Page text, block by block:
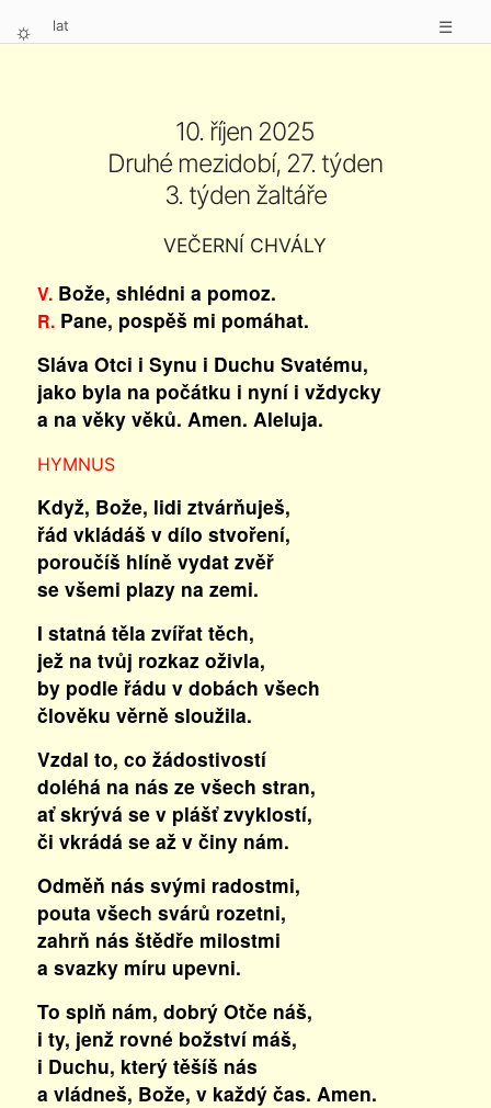
⛭ lat ☰
10. říjen 2025
Druhé mezidobí, 27. týden
3. týden žaltáře
VEČERNÍ CHVÁLY
V.Bože, shlédni a pomoz.
R.Pane, pospěš mi pomáhat.
Sláva Otci i Synu i Duchu Svatému,
jako byla na počátku i nyní i vždycky
a na věky věků. Amen. Aleluja.
HYMNUS
Když, Bože, lidi ztvárňuješ,
řád vkládáš v dílo stvoření,
poroučíš hlíně vydat zvěř
se všemi plazy na zemi.
I statná těla zvířat těch,
jež na tvůj rozkaz oživla,
by podle řádu v dobách všech
člověku věrně sloužila.
Vzdal to, co žádostivostí
doléhá na nás ze všech stran,
ať skrývá se v plášť zvyklostí,
či vkrádá se až v činy nám.
Odměň nás svými radostmi,
pouta všech svárů rozetni,
zahrň nás štědře milostmi
a svazky míru upevni.
To splň nám, dobrý Otče náš,
i ty, jenž rovné božství máš,
i Duchu, který těšíš nás
a vládneš, Bože, v každý čas. Amen.